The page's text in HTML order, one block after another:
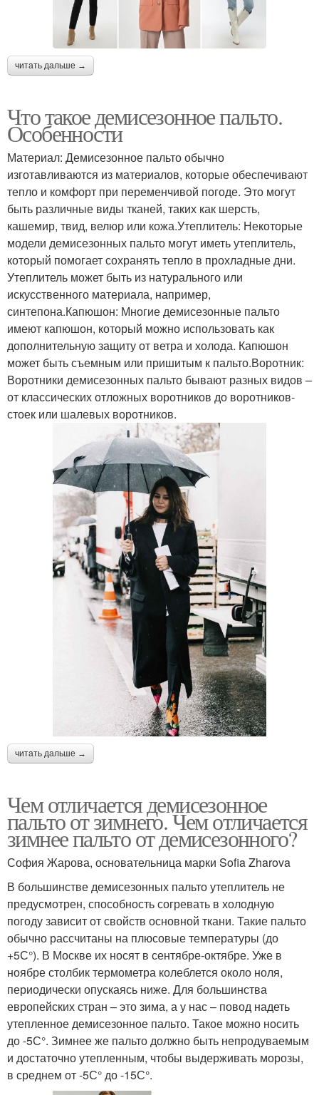
читать дальше →
Что такое демисезонное пальто.
Особенности
Материал: Демисезонное пальто обычно
изготавливаются из материалов, которые обеспечивают
тепло и комфорт при переменчивой погоде. Это могут
быть различные виды тканей, таких как шерсть,
кашемир, твид, велюр или кожа.Утеплитель: Некоторые
модели демисезонных пальто могут иметь утеплитель,
который помогает сохранять тепло в прохладные дни.
Утеплитель может быть из натурального или
искусственного материала, например,
синтепона.Капюшон: Многие демисезонные пальто
имеют капюшон, который можно использовать как
дополнительную защиту от ветра и холода. Капюшон
может быть съемным или пришитым к пальто.Воротник:
Воротники демисезонных пальто бывают разных видов –
от классических отложных воротников до воротников-
стоек или шалевых воротников.
читать дальше →
Чем отличается демисезонное
пальто от зимнего. Чем отличается
зимнее пальто от демисезонного?
София Жарова, основательница марки Sofia Zharova
В большинстве демисезонных пальто утеплитель не
предусмотрен, способность согревать в холодную
погоду зависит от свойств основной ткани. Такие пальто
обычно рассчитаны на плюсовые температуры (до
+5С°). В Москве их носят в сентябре-октябре. Уже в
ноябре столбик термометра колеблется около ноля,
периодически опускаясь ниже. Для большинства
европейских стран – это зима, а у нас – повод надеть
утепленное демисезонное пальто. Такое можно носить
до -5С°. Зимнее же пальто должно быть непродуваемым
и достаточно утепленным, чтобы выдерживать морозы,
в среднем от -5С° до -15С°.